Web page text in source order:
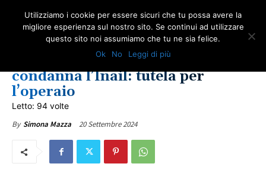
IN PRIMO PIANO
Amianto, tribunale di Latina
condanna l’Inail: tutela per
l’operaio
Letto: 94 volte
By Simona Mazza 20 Settembre 2024
Utilizziamo i cookie per essere sicuri che tu possa avere la
migliore esperienza sul nostro sito. Se continui ad utilizzare
questo sito noi assumiamo che tu ne sia felice.
Ok
No Leggi di più